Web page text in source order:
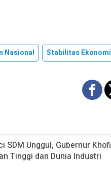
Nasional Stabilitas Ekonomi
SDM Unggul, Gubernur
Tinggi dan Dunia Industri